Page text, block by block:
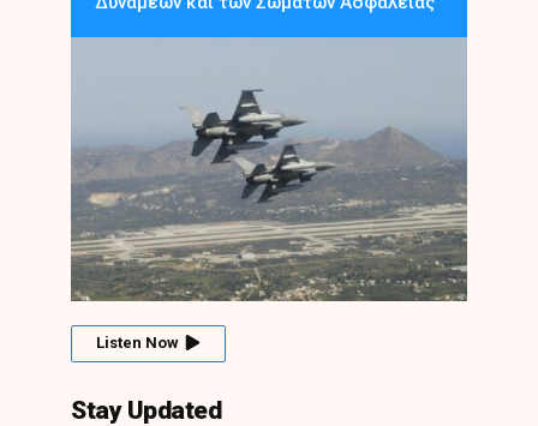
Listen Now
Stay Updated